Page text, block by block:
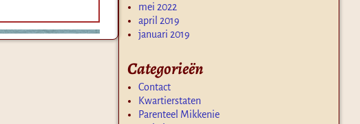
mei 2022
april 2019
januari 2019
Categorieën
Contact
Kwartierstaten
Parenteel Mikkenie